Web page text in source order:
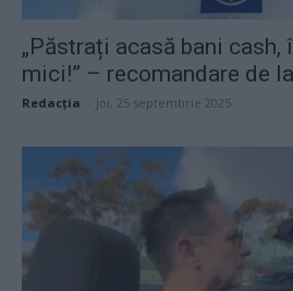
„Păstrați acasă bani cash,
mici!” – recomandare de
Redacţia joi, 25 septembrie 2025